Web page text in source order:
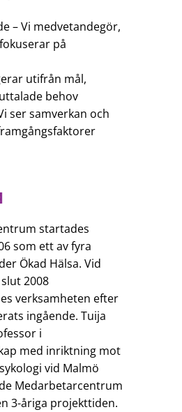
– Vi medvetandegör,
på
utifrån mål,
behov
ser samverkan och
startades
som ett av fyra
Ökad Hälsa. Vid
2008
verksamheten efter
ingående. Tuija
i
med inriktning mot
vid Malmö
Medarbetarcentrum
3-åriga projekttiden.